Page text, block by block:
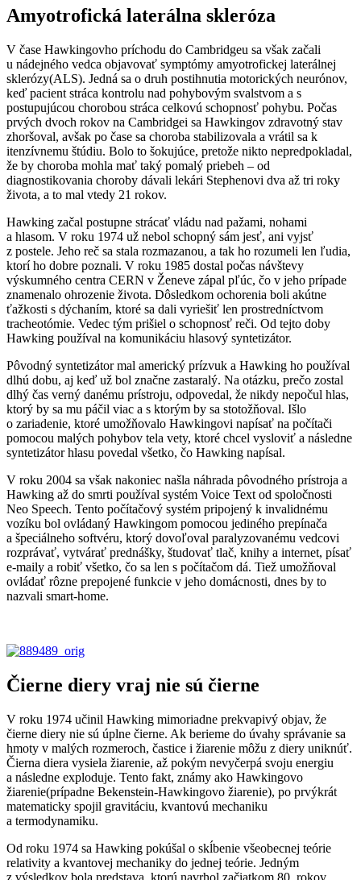
Amyotrofická laterálna skleróza
V čase Hawkingovho príchodu do Cambridgeu sa však začali
u nádejného vedca objavovať symptómy amyotrofickej laterálnej
sklerózy(ALS). Jedná sa o druh postihnutia motorických neurónov,
keď pacient stráca kontrolu nad pohybovým svalstvom a s
postupujúcou chorobou stráca celkovú schopnosť pohybu. Počas
prvých dvoch rokov na Cambridgei sa Hawkingov zdravotný stav
zhoršoval, avšak po čase sa choroba stabilizovala a vrátil sa k
itenzívnemu štúdiu. Bolo to šokujúce, pretože nikto nepredpokladal,
že by choroba mohla mať taký pomalý priebeh – od
diagnostikovania choroby dávali lekári Stephenovi dva až tri roky
života, a to mal vtedy 21 rokov.
Hawking začal postupne strácať vládu nad pažami, nohami
a hlasom. V roku 1974 už nebol schopný sám jesť, ani vyjsť
z postele. Jeho reč sa stala rozmazanou, a tak ho rozumeli len ľudia,
ktorí ho dobre poznali. V roku 1985 dostal počas návštevy
výskumného centra CERN v Ženeve zápal pľúc, čo v jeho prípade
znamenalo ohrozenie života. Dôsledkom ochorenia boli akútne
ťažkosti s dýchaním, ktoré sa dali vyriešiť len prostredníctvom
tracheotómie. Vedec tým prišiel o schopnosť reči. Od tejto doby
Hawking používal na komunikáciu hlasový syntetizátor.
Pôvodný syntetizátor mal americký prízvuk a Hawking ho používal
dlhú dobu, aj keď už bol značne zastaralý. Na otázku, prečo zostal
dlhý čas verný danému prístroju, odpovedal, že nikdy nepočul hlas,
ktorý by sa mu páčil viac a s ktorým by sa stotožňoval. Išlo
o zariadenie, ktoré umožňovalo Hawkingovi napísať na počítači
pomocou malých pohybov tela vety, ktoré chcel vysloviť a následne
syntetizátor hlasu povedal všetko, čo Hawking napísal.
V roku 2004 sa však nakoniec našla náhrada pôvodného prístroja a
Hawking až do smrti používal systém Voice Text od spoločnosti
Neo Speech. Tento počítačový systém pripojený k invalidnému
vozíku bol ovládaný Hawkingom pomocou jediného prepínača
a špeciálneho softvéru, ktorý dovoľoval paralyzovanému vedcovi
rozprávať, vytvárať prednášky, študovať tlač, knihy a internet, písať
e-maily a robiť všetko, čo sa len s počítačom dá. Tiež umožňoval
ovládať rôzne prepojené funkcie v jeho domácnosti, dnes by to
nazvali smart-home.
Čierne diery vraj nie sú čierne
V roku 1974 učinil Hawking mimoriadne prekvapivý objav, že
čierne diery nie sú úplne čierne. Ak berieme do úvahy správanie sa
hmoty v malých rozmeroch, častice i žiarenie môžu z diery uniknúť.
Čierna diera vysiela žiarenie, až pokým nevyčerpá svoju energiu
a následne exploduje. Tento fakt, známy ako Hawkingovo
žiarenie(prípadne Bekenstein-Hawkingovo žiarenie), po prvýkrát
matematicky spojil gravitáciu, kvantovú mechaniku
a termodynamiku.
Od roku 1974 sa Hawking pokúšal o skĺbenie všeobecnej teórie
relativity a kvantovej mechaniky do jednej teórie. Jedným